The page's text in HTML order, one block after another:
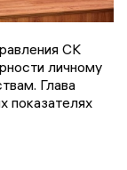
СК
личному
Глава
показателях